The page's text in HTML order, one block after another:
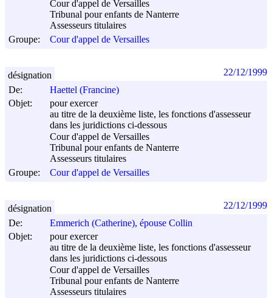
Cour d'appel de Versailles
Tribunal pour enfants de Nanterre
Assesseurs titulaires
Groupe:
Cour d'appel de Versailles
De:
Haettel (Francine)
Objet:
pour exercer
au titre de la deuxième liste, les fonctions d'assesseur
dans les juridictions ci-dessous
Cour d'appel de Versailles
Tribunal pour enfants de Nanterre
Assesseurs titulaires
Groupe:
Cour d'appel de Versailles
désignation 22/12/1999
De:
Emmerich (Catherine), épouse Collin
Objet:
pour exercer
au titre de la deuxième liste, les fonctions d'assesseur
dans les juridictions ci-dessous
Cour d'appel de Versailles
Tribunal pour enfants de Nanterre
Assesseurs titulaires
désignation 22/12/1999